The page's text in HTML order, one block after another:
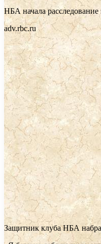
НБА начала расследование
adv.rbc.ru
Защитник клуба НБА